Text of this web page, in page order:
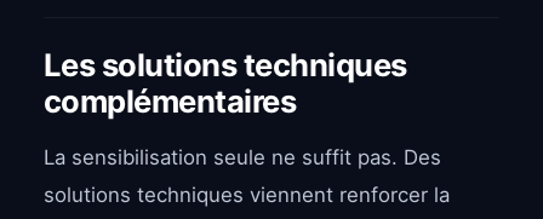
Les solutions techniques
complémentaires
La sensibilisation seule ne suffit pas. Des
solutions techniques viennent renforcer la